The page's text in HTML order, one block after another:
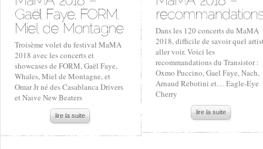
Troisème volet du festival MaMA
2018 avec les concerts et
showcases de FORM, Gaël Faye,
Whales, Miel de Montagne, et
Omar Jr né des Casablanca Drivers
et Naive New Beaters
lire la suite
Dans les 120 concerts du MaMA
2018, difficile de savoir quel
aller voir. Voici les
recommandations du Transistor :
Oxmo Puccino, Gael Faye, Nach,
Arnaud Rebotini et… Eagle-Eye
Cherry
lire la suite